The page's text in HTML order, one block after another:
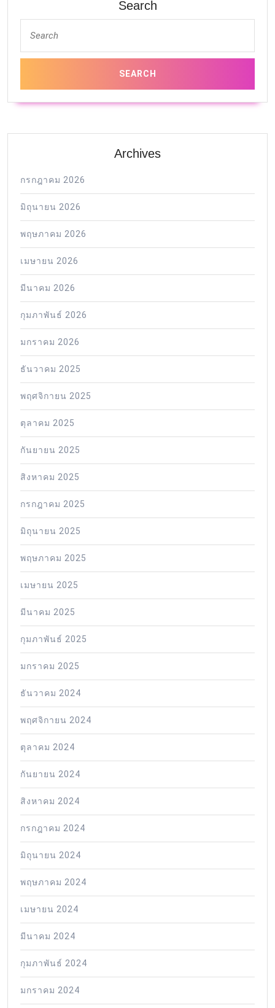
Search
Archives
กรกฎาคม 2026
มิถุนายน 2026
พฤษภาคม 2026
เมษายน 2026
มีนาคม 2026
กุมภาพันธ์ 2026
มกราคม 2026
ธันวาคม 2025
พฤศจิกายน 2025
ตุลาคม 2025
กันยายน 2025
สิงหาคม 2025
กรกฎาคม 2025
มิถุนายน 2025
พฤษภาคม 2025
เมษายน 2025
มีนาคม 2025
กุมภาพันธ์ 2025
มกราคม 2025
ธันวาคม 2024
พฤศจิกายน 2024
ตุลาคม 2024
กันยายน 2024
สิงหาคม 2024
กรกฎาคม 2024
มิถุนายน 2024
พฤษภาคม 2024
เมษายน 2024
มีนาคม 2024
กุมภาพันธ์ 2024
มกราคม 2024